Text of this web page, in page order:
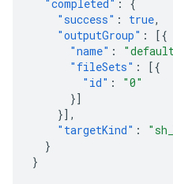
"completed" :
{
"success" : true,
"outputGroup" :
[{
"name" :
"fileSets" :
[{
"id" :
"0"
}]
}],
"targetKind" :
}
}